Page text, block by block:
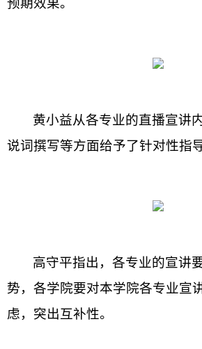
预期效果。
黄小益从各专业的直播宣讲
说词撰写等方面给予了针对性指导
高守平指出，各专业的宣讲
势，各学院要对本学院各专业宣
虑，突出互补性。